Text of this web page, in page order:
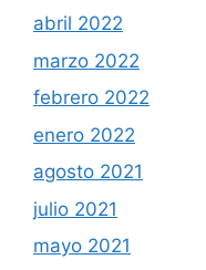
abril 2022
marzo 2022
febrero 2022
enero 2022
agosto 2021
julio 2021
mayo 2021